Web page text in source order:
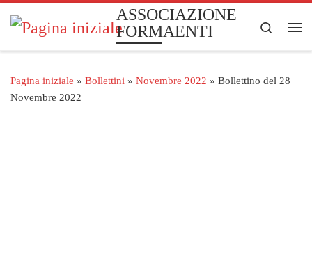
Passa al contenuto
ASSOCIAZIONE
FORMAENTI
Search
Pagina iniziale » Bollettini » Novembre 2022 » Bollettino del 28
Novembre 2022